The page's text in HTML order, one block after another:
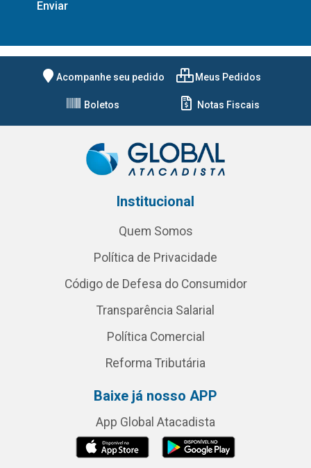
Acompanhe seu pedido Meus Pedidos
Boletos Notas Fiscais
Institucional
Quem Somos
Política de Privacidade
Código de Defesa do Consumidor
Transparência Salarial
Política Comercial
Reforma Tributária
Baixe já nosso APP
App Global Atacadista